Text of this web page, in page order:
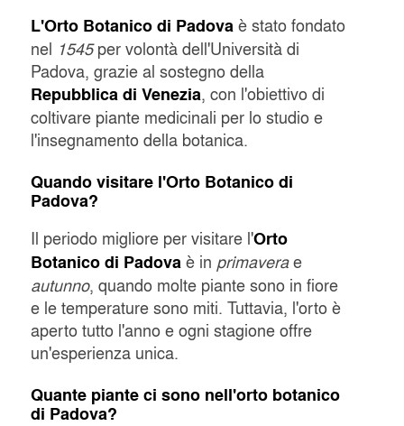
L'Orto Botanico di Padovaè stato fondato
nel 1545per volontà dell'Università di
Padova, grazie al sostegno della
Repubblica di Venezia, con l'obiettivo di
coltivare piante medicinali per lo studio e
l'insegnamento della botanica.
Quando visitare l'Orto Botanico di
Padova?
Il periodo migliore per visitare l'Orto
Botanico di Padovaè in primaverae
autunno, quando molte piante sono in fiore
e le temperature sono miti. Tuttavia, l'orto è
aperto tutto l'anno e ogni stagione offre
un'esperienza unica.
Quante piante ci sono nell'orto botanico
di Padova?